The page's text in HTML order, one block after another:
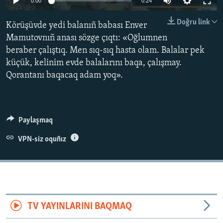
Українською
QOŞULIÑIZ!
Doğru link
Körüşüvde yedi balanıñ babası Enver
Mamutovnıñ anası sözge çıqtı: «Oğlumnen
beraber çalıştıq. Men sıq-sıq hasta olam. Balalar pek
küçük, kelinim evde balalarını baqa, çalışmay.
Qorantanı baqacaq adam yoq».
Paylaşmaq
VPN-siz oquñız
TV YAYINLARINI BAQMAQ